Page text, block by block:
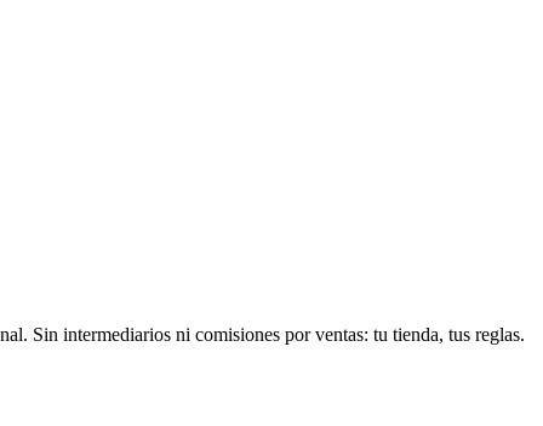
Sin intermediarios ni comisiones por ventas: tu tienda, tus reglas.